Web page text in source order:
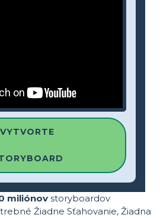
VYTVORTE
miliónov storyboardov
Žiadne Sťahovanie, Žiadna